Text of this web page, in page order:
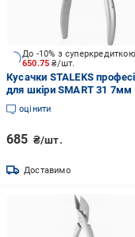
650.75₴/шт.
Кусачки STALEKS
для шкіри SMART 31 7мм
7
оцінити
685 ₴/шт.
Доставимо